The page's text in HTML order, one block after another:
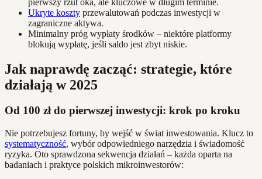
Ukryte koszty przewalutowań podczas inwestycji w
zagraniczne aktywa.
Minimalny próg wypłaty środków – niektóre platformy
blokują wypłatę, jeśli saldo jest zbyt niskie.
Jak naprawdę zacząć: strategie, które
działają w 2025
Od 100 zł do pierwszej inwestycji: krok po kroku
Nie potrzebujesz fortuny, by wejść w świat inwestowania. Klucz to
systematyczność, wybór odpowiedniego narzędzia i świadomość
ryzyka. Oto sprawdzona sekwencja działań – każda oparta na
badaniach i praktyce polskich mikroinwestorów: